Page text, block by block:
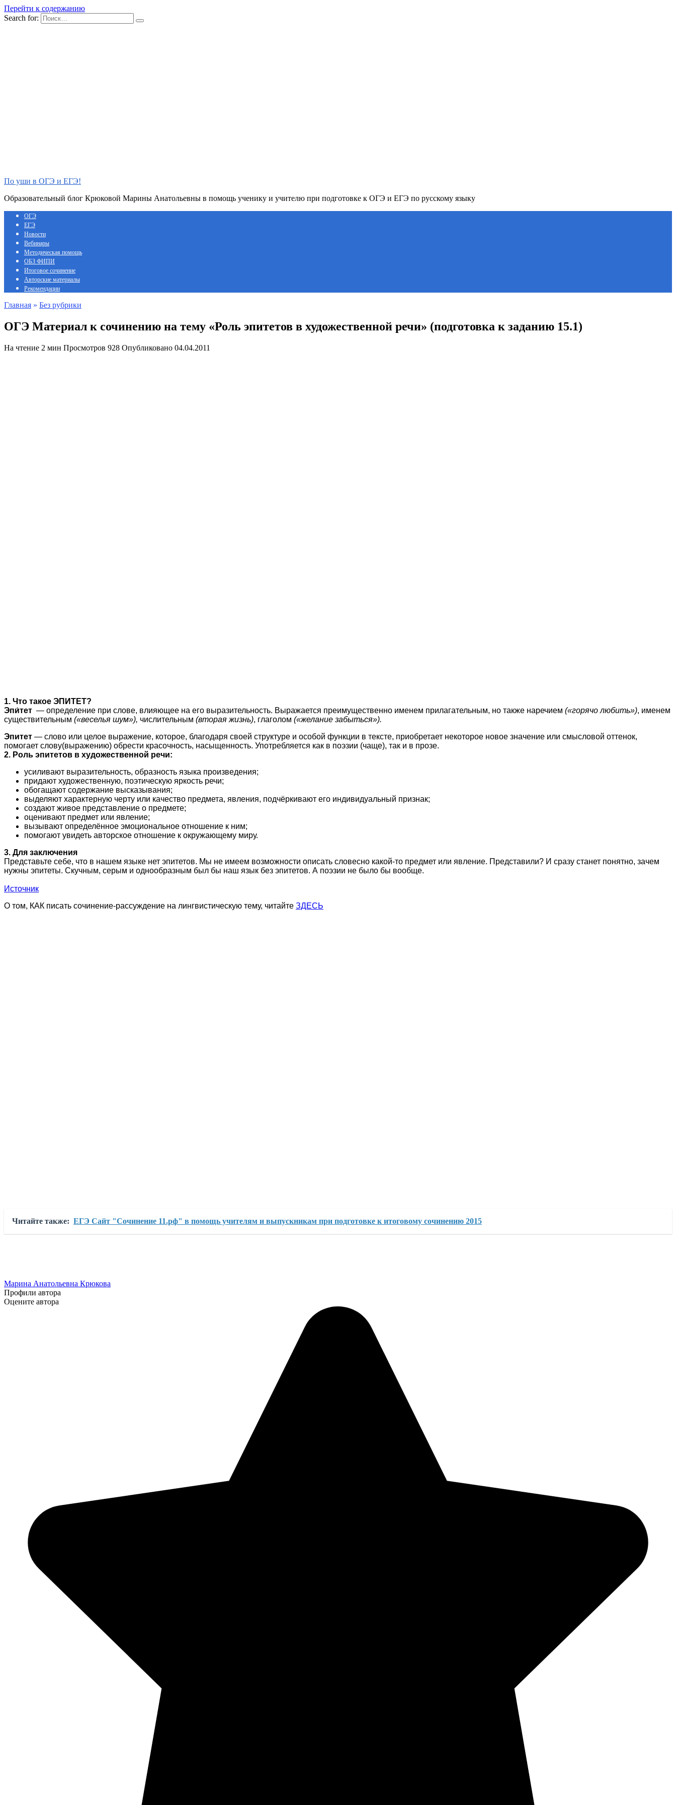
Перейти к содержанию
Search for:
По уши в ОГЭ и ЕГЭ!
Образовательный блог Крюковой Марины Анатольевны в помощь ученику и учителю при подготовке к ОГЭ и ЕГЭ по русскому языку
ОГЭ
ЕГЭ
Новости
Вебинары
Методическая помощь
ОБЗ ФИПИ
Итоговое сочинение
Авторские материалы
Рекомендации
Главная » Без рубрики
ОГЭ Материал к сочинению на тему «Роль эпитетов в художественной речи» (подготовка к заданию 15.1)
На чтение 2 мин Просмотров 928 Опубликовано 04.04.2011
1. Что такое ЭПИТЕТ?
Эпи́тет — определение при слове, влияющее на его выразительность. Выражается преимущественно именем прилагательным, но также наречием («горячо любить»), именем
существительным («веселья шум»), числительным (вторая жизнь), глаголом («желание забыться»).
Эпитет — слово или целое выражение, которое, благодаря своей структуре и особой функции в тексте, приобретает некоторое новое значение или смысловой оттенок,
помогает слову(выражению) обрести красочность, насыщенность. Употребляется как в поэзии (чаще), так и в прозе.
2. Роль эпитетов в художественной речи:
усиливают выразительность, образность языка произведения;
придают художественную, поэтическую яркость речи;
обогащают содержание высказывания;
выделяют характерную черту или качество предмета, явления, подчёркивают его индивидуальный признак;
создают живое представление о предмете;
оценивают предмет или явление;
вызывают определённое эмоциональное отношение к ним;
помогают увидеть авторское отношение к окружающему миру.
3. Для заключения
Представьте себе, что в нашем языке нет эпитетов. Мы не имеем возможности описать словесно какой-то предмет или явление. Представили? И сразу станет понятно, зачем
нужны эпитеты. Скучным, серым и однообразным был бы наш язык без эпитетов. А поэзии не было бы вообще.
Источник
О том, КАК писать сочинение-рассуждение на лингвистическую тему, читайте ЗДЕСЬ
Читайте также: ЕГЭ Сайт "Сочинение 11.рф" в помощь учителям и выпускникам при подготовке к итоговому сочинению 2015
Марина Анатольевна Крюкова
Профили автора
Оцените автора